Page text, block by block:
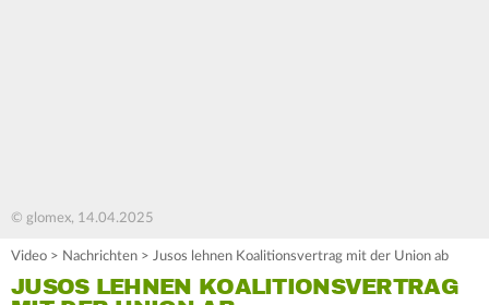
© glomex, 14.04.2025
Video > Nachrichten > Jusos lehnen Koalitionsvertrag mit der Union ab
JUSOS LEHNEN KOALITIONSVERTRAG